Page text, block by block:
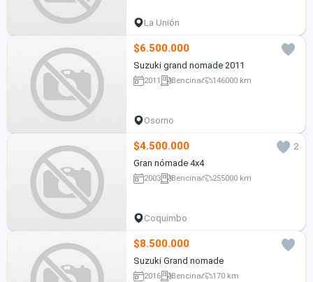
La Unión
$6.500.000
Suzuki grand nomade 2011
2011 Bencina 146000 km
Osorno
$4.500.000
2
Gran nómade 4x4
2003 Bencina 255000 km
Coquimbo
$8.500.000
Suzuki Grand nomade
2016 Bencina 170 km